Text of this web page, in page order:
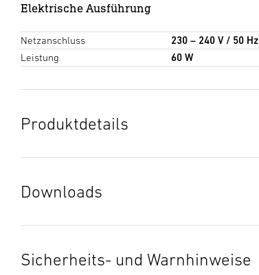
Elektrische Ausführung
Netzanschluss
230 – 240 V / 50 Hz
Leistung
60 W
Produktdetails
Downloads
Sicherheits- und Warnhinweise